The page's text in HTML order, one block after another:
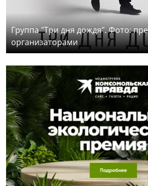
Группа "Три дня дождя". Фото:
организаторами